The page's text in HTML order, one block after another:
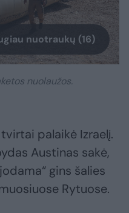
nuotraukų (16)
nuolaužos.
palaikė Izraelį.
Austinas sakė,
gins šalies
Rytuose.